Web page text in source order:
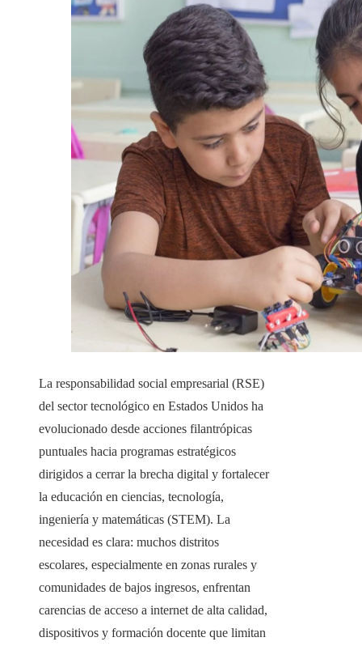
La responsabilidad social empresarial (RSE)
del sector tecnológico en Estados Unidos ha
evolucionado desde acciones filantrópicas
puntuales hacia programas estratégicos
dirigidos a cerrar la brecha digital y fortalecer
la educación en ciencias, tecnología,
ingeniería y matemáticas (STEM). La
necesidad es clara: muchos distritos
escolares, especialmente en zonas rurales y
comunidades de bajos ingresos, enfrentan
carencias de acceso a internet de alta calidad,
dispositivos y formación docente que limitan